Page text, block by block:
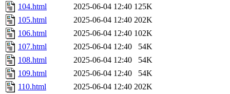
104.html
2025-06-04 12:40 125K
105.html
2025-06-04 12:40 202K
106.html
2025-06-04 12:40 102K
107.html
2025-06-04 12:40
54K
108.html
2025-06-04 12:40
54K
109.html
2025-06-04 12:40
54K
110.html
2025-06-04 12:40 202K